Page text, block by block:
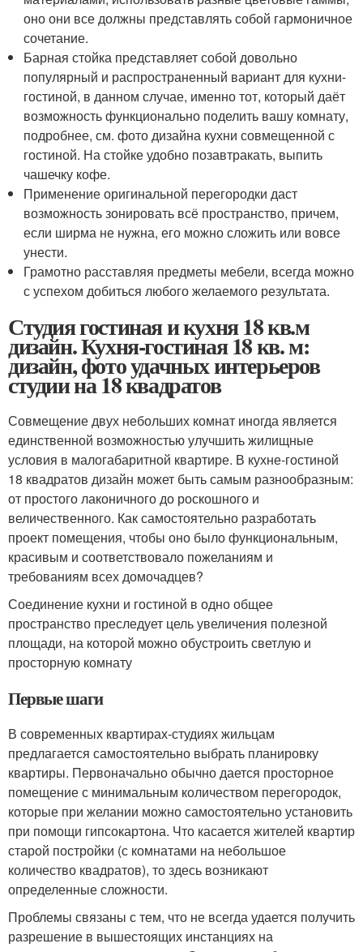
оно они все должны представлять собой гармоничное
сочетание.
Барная стойка представляет собой довольно
популярный и распространенный вариант для кухни-
гостиной, в данном случае, именно тот, который даёт
возможность функционально поделить вашу комнату,
подробнее, см. фото дизайна кухни совмещенной с
гостиной. На стойке удобно позавтракать, выпить
чашечку кофе.
Применение оригинальной перегородки даст
возможность зонировать всё пространство, причем,
если ширма не нужна, его можно сложить или вовсе
унести.
Грамотно расставляя предметы мебели, всегда можно
с успехом добиться любого желаемого результата.
Студия гостиная и кухня 18 кв.м
дизайн. Кухня-гостиная 18 кв. м:
дизайн, фото удачных интерьеров
студии на 18 квадратов
Совмещение двух небольших комнат иногда является
единственной возможностью улучшить жилищные
условия в малогабаритной квартире. В кухне-гостиной
18 квадратов дизайн может быть самым разнообразным:
от простого лаконичного до роскошного и
величественного. Как самостоятельно разработать
проект помещения, чтобы оно было функциональным,
красивым и соответствовало пожеланиям и
требованиям всех домочадцев?
Соединение кухни и гостиной в одно общее
пространство преследует цель увеличения полезной
площади, на которой можно обустроить светлую и
просторную комнату
Первые шаги
В современных квартирах-студиях жильцам
предлагается самостоятельно выбрать планировку
квартиры. Первоначально обычно дается просторное
помещение с минимальным количеством перегородок,
которые при желании можно самостоятельно установить
при помощи гипсокартона. Что касается жителей квартир
старой постройки (с комнатами на небольшое
количество квадратов), то здесь возникают
определенные сложности.
Проблемы связаны с тем, что не всегда удается получить
разрешение в вышестоящих инстанциях на